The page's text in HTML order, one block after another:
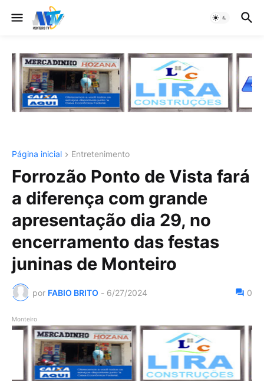
Página inicial Entretenimento
Forrozão Ponto de Vista fará
a diferença com grande
apresentação dia 29, no
encerramento das festas
juninas de Monteiro
por FABIO BRITO - 6/27/2024 0
Monteiro